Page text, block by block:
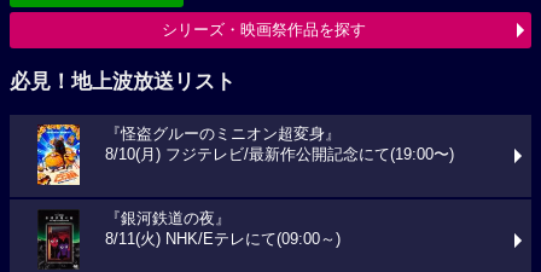
シリーズ・映画祭作品を探す
必見！地上波放送リスト
『怪盗グルーのミニオン超変身』
8/10(月) フジテレビ/最新作公開記念にて(19:00〜)
『銀河鉄道の夜』
8/11(火) NHK/Eテレにて(09:00～)